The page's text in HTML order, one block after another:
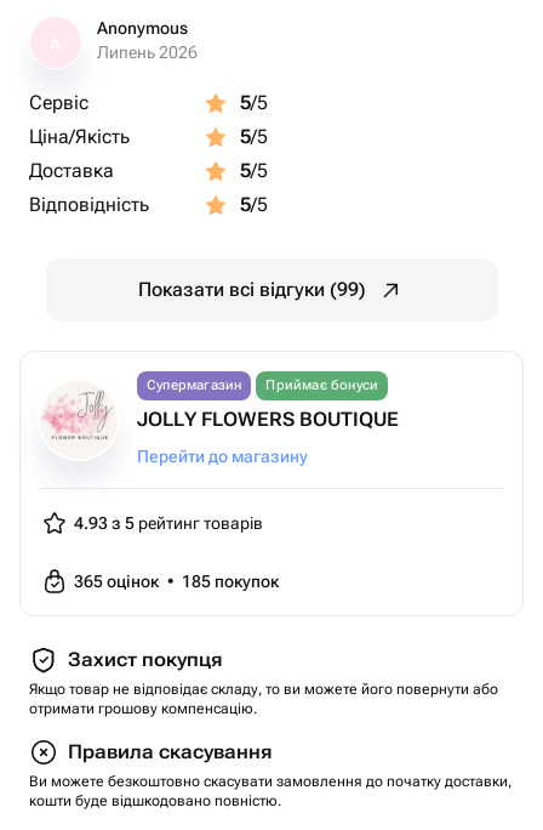
Anonymous
Липень 2026
Сервіс 5/5
Ціна/Якість
5/5
Доставка
5/5
Відповідність
5/5
Показати всі відгуки (99)
Супермагазин Приймає бонуси
JOLLY FLOWERS BOUTIQUE
Перейти до магазину
4.93 з 5 рейтинг товарів
365оцінок • 185 покупок
Захист покупця
Якщо товар не відповідає складу, то ви можете його повернути або
отримати грошову компенсацію.
Правила скасування
Ви можете безкоштовно скасувати замовлення до початку доставки,
кошти буде відшкодовано повністю.